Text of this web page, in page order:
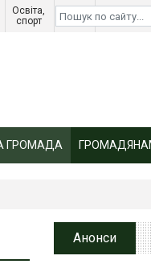
Освіта,
спорт
Діти
війни
ГРОМАДА
Анонси